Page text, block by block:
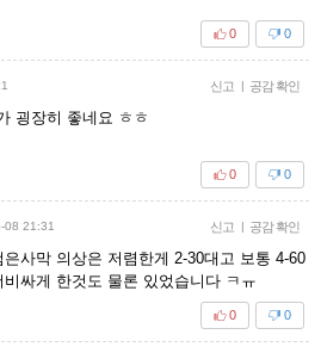
0
0
신고 | 공감 확인
굉장히 좋네요 ㅎㅎ
0
0
08 21:31 신고 | 공감 확인
사막 의상은 저렴한게 2-30대고 보통 4-60
싸게 한것도 물론 있었습니다 ㅋㅠ
0
0